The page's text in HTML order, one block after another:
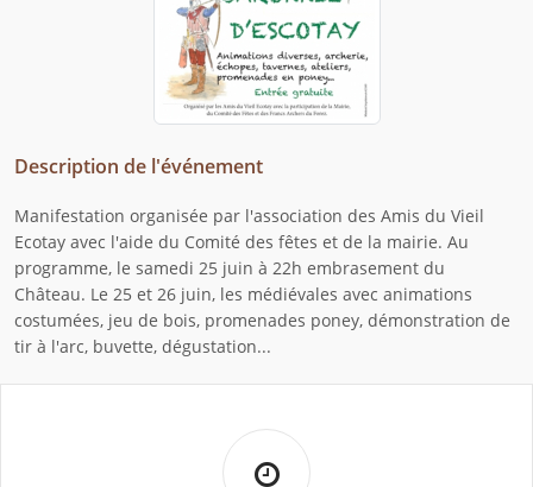
Description de l'événement
Manifestation organisée par l'association des Amis du Vieil
Ecotay avec l'aide du Comité des fêtes et de la mairie. Au
programme, le samedi 25 juin à 22h embrasement du
Château. Le 25 et 26 juin, les médiévales avec animations
costumées, jeu de bois, promenades poney, démonstration de
tir à l'arc, buvette, dégustation...